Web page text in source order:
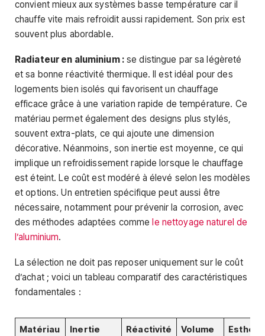
convient mieux aux systèmes basse température car il
chauffe vite mais refroidit aussi rapidement. Son prix est
souvent plus abordable.
Radiateur en aluminium :se distingue par sa légèreté
et sa bonne réactivité thermique. Il est idéal pour des
logements bien isolés qui favorisent un chauffage
efficace grâce à une variation rapide de température. Ce
matériau permet également des designs plus stylés,
souvent extra-plats, ce qui ajoute une dimension
décorative. Néanmoins, son inertie est moyenne, ce qui
implique un refroidissement rapide lorsque le chauffage
est éteint. Le coût est modéré à élevé selon les modèles
et options. Un entretien spécifique peut aussi être
nécessaire, notamment pour prévenir la corrosion, avec
des méthodes adaptées commele nettoyage naturel de
l’aluminium.
La sélection ne doit pas reposer uniquement sur le coût
d’achat ; voici un tableau comparatif des caractéristiques
fondamentales :
Matériau
Inertie
Réactivité Volume